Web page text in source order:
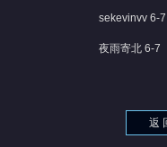
sekevinvv 6-7
夜雨寄北 6-7
返